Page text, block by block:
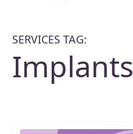
SERVICES TAG:
Implants